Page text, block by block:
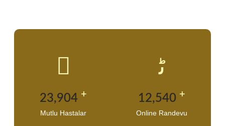
24,400 +
Mutlu Hastalar
12,800 +
Online Randevu